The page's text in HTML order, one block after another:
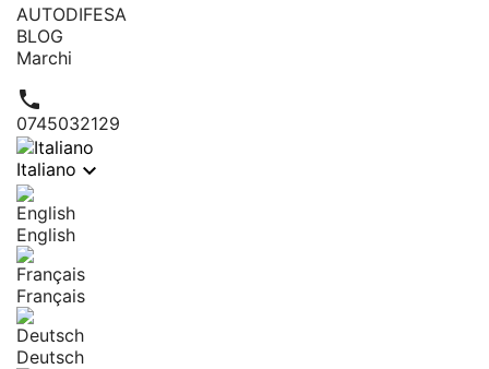
AUTODIFESA
BLOG
Marchi

0745032129
Italiano 
English
Français
Deutsch